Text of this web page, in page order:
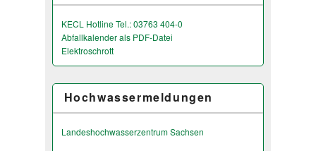
KECL Hotline Tel.: 03763 404-0
Abfallkalender als PDF-Datei
Elektroschrott
Hochwassermeldungen
Landeshochwas­serzentrum Sachsen